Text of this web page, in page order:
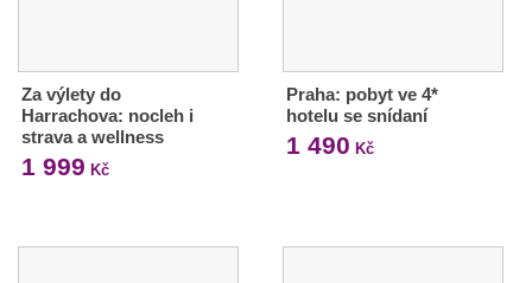
Za výlety do
Harrachova: nocleh i
strava a wellness
1 999 Kč
Praha: pobyt ve 4*
hotelu se snídaní
1 490 Kč